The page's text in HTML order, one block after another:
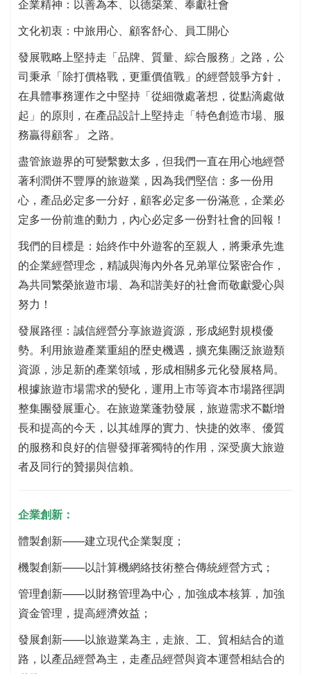
企業精神：以善為本、以德築業、奉獻社會
文化初衷：中旅用心、顧客舒心、員工開心
發展戰略上堅持走「品牌、質量、綜合服務」之路，公
司秉承「除打價格戰，更重價值戰」的經營競爭方針，
在具體事務運作之中堅持「從細微處著想，從點滴處做
起」的原則，在產品設計上堅持走「特色創造市場、服
務贏得顧客」 之路。
盡管旅遊界的可變繫數太多，但我們一直在用心地經營
著利潤併不豐厚的旅遊業，因為我們堅信：多一份用
心，產品必定多一分好，顧客必定多一份滿意，企業必
定多一份前進的動力，內心必定多一份對社會的回報！
我們的目標是：始終作中外遊客的至親人，將秉承先進
的企業經營理念，精誠與海內外各兄弟單位緊密合作，
為共同繁榮旅遊市場、為和諧美好的社會而敬獻愛心與
努力！
發展路徑：誠信經營分享旅遊資源，形成絕對規模優
勢。利用旅遊產業重組的歴史機遇，擴充集團泛旅遊類
資源，涉足新的產業領域，形成相關多元化發展格局。
根據旅遊市場需求的變化，運用上市等資本市場路徑調
整集團發展重心。在旅遊業蓬勃發展，旅遊需求不斷增
長和提高的今天，以其雄厚的實力、快捷的效率、優質
的服務和良好的信譽發揮著獨特的作用，深受廣大旅遊
者及同行的贊揚與信賴。
企業創新：
體製創新——建立現代企業製度；
機製創新——以計算機網絡技術整合傳統經營方式；
管理創新——以財務管理為中心，加強成本核算，加強
資金管理，提高經濟效益；
發展創新——以旅遊業為主，走旅、工、貿相結合的道
路，以產品經營為主，走產品經營與資本運營相結合的